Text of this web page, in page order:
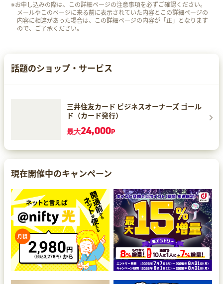
※お申し込みの際は、この詳細ページの注意事項を必ずご確認ください。
メールやこのページに来る前に表示されていた内容とこの詳細ページの
内容に相違があった場合は、この詳細ページの内容が「正」となります
ので、ご了承ください。
話題のショップ・サービス
三井住友カード ビジネスオーナーズ ゴール
ド（カード発行）
最大24,000P
現在開催中のキャンペーン